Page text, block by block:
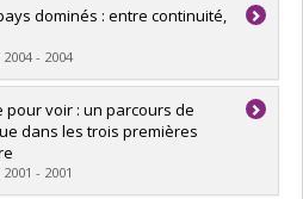
Papyrus
dominés : entre continuité,
- 2004
Elsie
Papyrus
voir : un parcours de
dans les trois premières
- 2001